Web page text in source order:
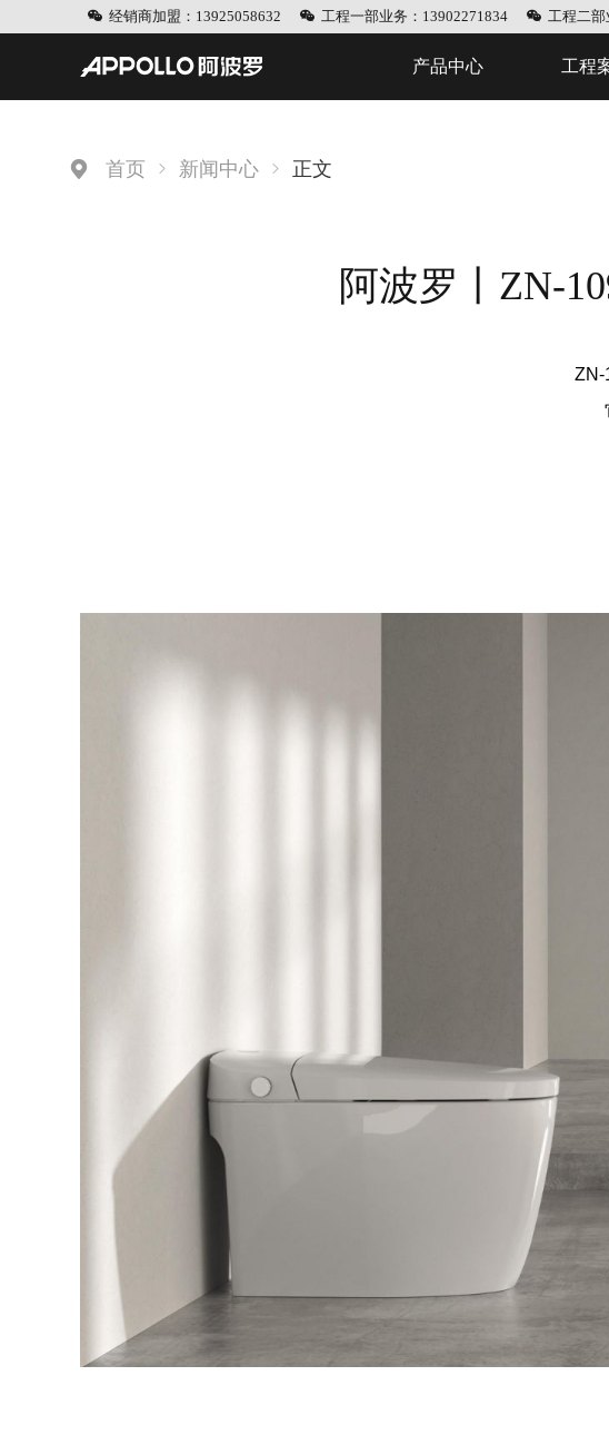
经销商加盟：13925058632 工程一部业务：13902271834 工程二部
产品中心 工程
首页 新闻中心 正文
阿波罗丨ZN-
ZN-